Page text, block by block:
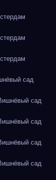
сад
сад
сад
сад
сад